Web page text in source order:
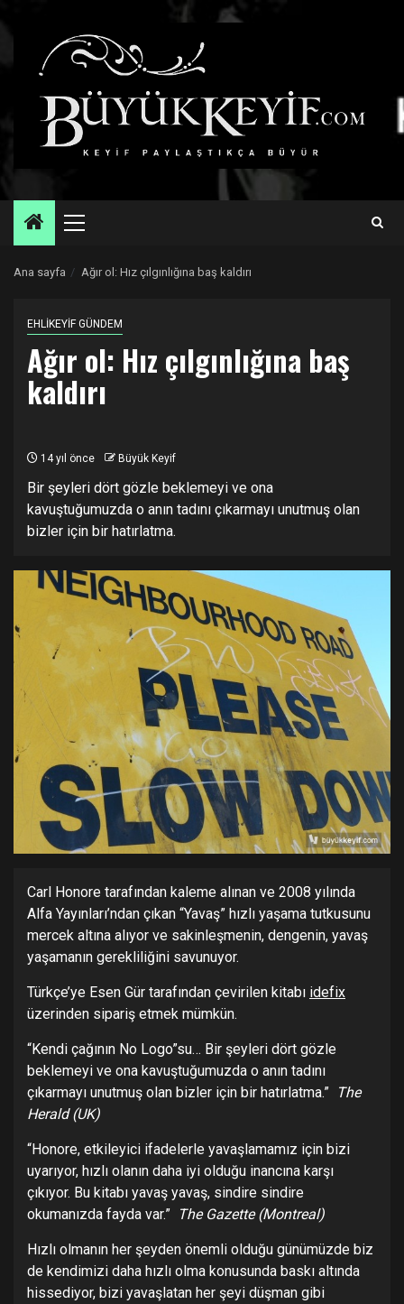
Primary
Ana sayfa Ağır ol: Hız çılgınlığına baş kaldırı
EHLİKEYİF GÜNDEM
Ağır ol: Hız çılgınlığına baş
kaldırı
14 yıl önce Büyük Keyif
Bir şeyleri dört gözle beklemeyi ve ona
kavuştuğumuzda o anın tadını çıkarmayı unutmuş olan
bizler için bir hatırlatma.
Carl Honore tarafından kaleme alınan ve 2008 yılında
Alfa Yayınları’ndan çıkan “Yavaş” hızlı yaşama tutkusunu
mercek altına alıyor ve sakinleşmenin, dengenin, yavaş
yaşamanın gerekliliğini savunuyor.
Türkçe’ye Esen Gür tarafından çevirilen kitabı idefix
üzerinden sipariş etmek mümkün.
“Kendi çağının No Logo”su… Bir şeyleri dört gözle
beklemeyi ve ona kavuştuğumuzda o anın tadını
çıkarmayı unutmuş olan bizler için bir hatırlatma.” The
Herald (UK)
“Honore, etkileyici ifadelerle yavaşlamamız için bizi
uyarıyor, hızlı olanın daha iyi olduğu inancına karşı
çıkıyor. Bu kitabı yavaş yavaş, sindire sindire
okumanızda fayda var.” The Gazette (Montreal)
Hızlı olmanın her şeyden önemli olduğu günümüzde biz
de kendimizi daha hızlı olma konusunda baskı altında
hissediyor, bizi yavaşlatan her şeyi düşman gibi